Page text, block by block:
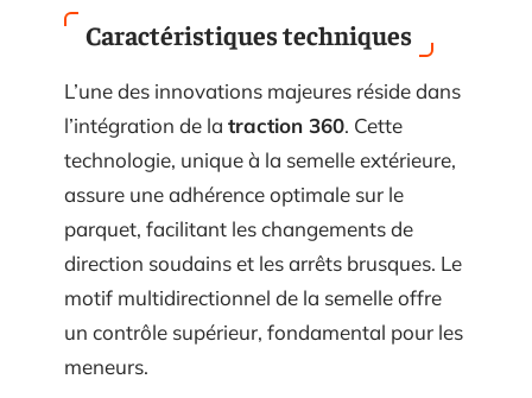
Caractéristiques techniques
L’une des innovations majeures réside dans
l’intégration de la traction 360. Cette
technologie, unique à la semelle extérieure,
assure une adhérence optimale sur le
parquet, facilitant les changements de
direction soudains et les arrêts brusques. Le
motif multidirectionnel de la semelle offre
un contrôle supérieur, fondamental pour les
meneurs.